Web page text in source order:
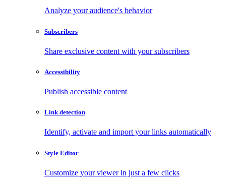
Analyze your audience's behavior
Subscribers
Share exclusive content with your subscribers
Accessibility
Publish accessible content
Link detection
Identify, activate and import your links automatically
Style Editor
Customize your viewer in just a few clicks